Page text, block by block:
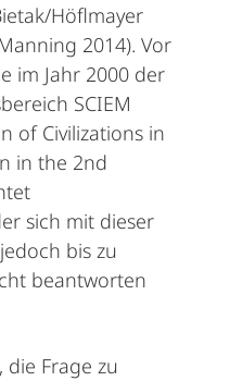
Höflmayer
2014). Vor
im Jahr 2000 der
SCIEM
of Civilizations in
in the 2nd
sich mit dieser
bis zu
beantworten
die Frage zu